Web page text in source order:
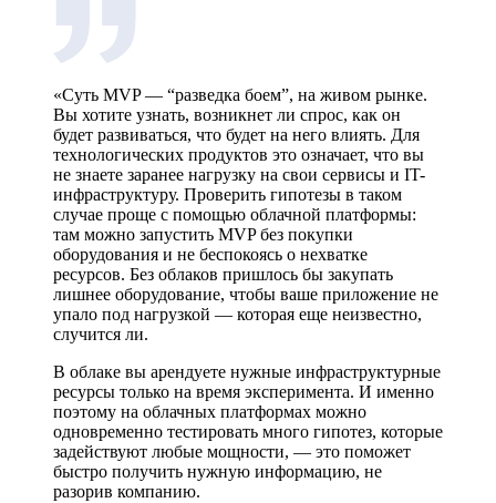
«Суть MVP — “разведка боем”, на живом рынке.
Вы хотите узнать, возникнет ли спрос, как он
будет развиваться, что будет на него влиять. Для
технологических продуктов это означает, что вы
не знаете заранее нагрузку на свои сервисы и IT-
инфраструктуру. Проверить гипотезы в таком
случае проще с помощью облачной платформы:
там можно запустить MVP без покупки
оборудования и не беспокоясь о нехватке
ресурсов. Без облаков пришлось бы закупать
лишнее оборудование, чтобы ваше приложение не
упало под нагрузкой — которая еще неизвестно,
случится ли.
В облаке вы арендуете нужные инфраструктурные
ресурсы только на время эксперимента. И именно
поэтому на облачных платформах можно
одновременно тестировать много гипотез, которые
задействуют любые мощности, — это поможет
быстро получить нужную информацию, не
разорив компанию.